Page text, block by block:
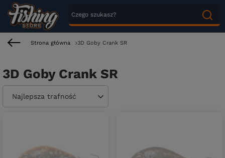
Strona główna 3D Goby Crank SR
3D Goby Crank SR
Zmień sortowanie
Najlepsza trafność